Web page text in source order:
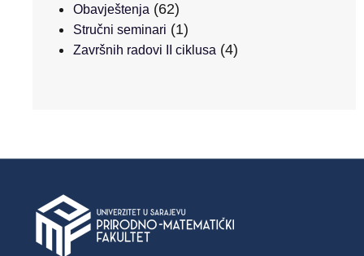
Obavještenja (62)
Stručni seminari (1)
Završnih radovi II ciklusa (4)